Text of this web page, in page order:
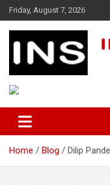
Skip
to
content
Friday, August 7, 2026
Indian News
Home Blog Dilip